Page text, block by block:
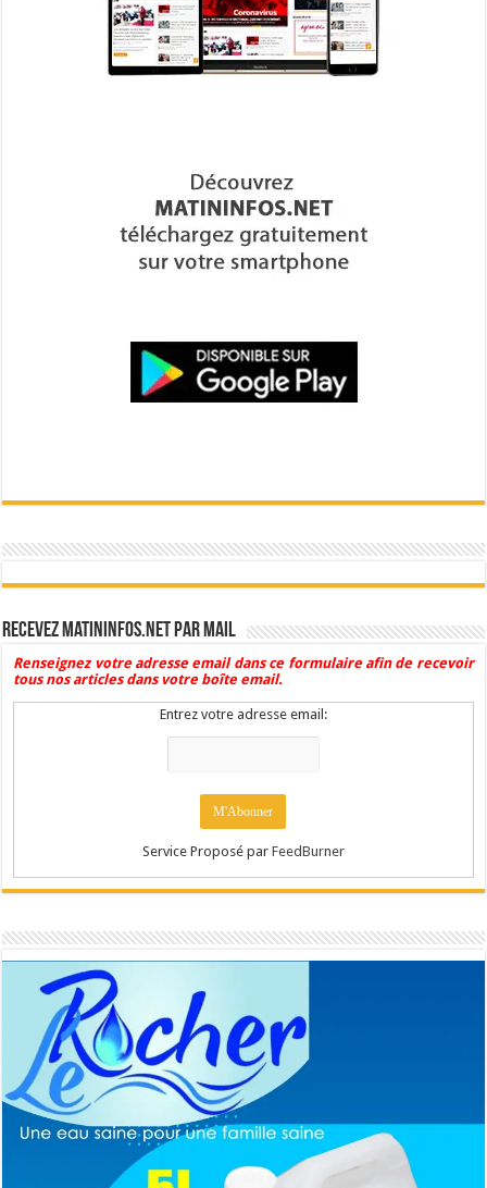
Recevez Matininfos.net par mail
Renseignez votre adresse email dans ce formulaire afin de recevoir
tous nos articles dans votre boîte email.
Entrez votre adresse email:
Service Proposé par FeedBurner